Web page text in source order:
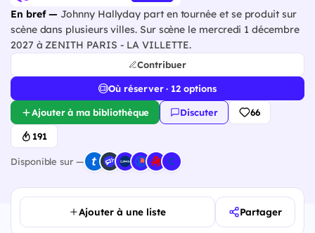
En bref — Johnny Hallyday part en tournée et se produit sur
scène dans plusieurs villes. Sur scène le mercredi 1 décembre
2027 à ZENITH PARIS - LA VILLETTE.
Contribuer
Où réserver · 12 options
Ajouter à ma bibliothèque Discuter 66
191
Disponible sur —
Ajouter à une liste Partager